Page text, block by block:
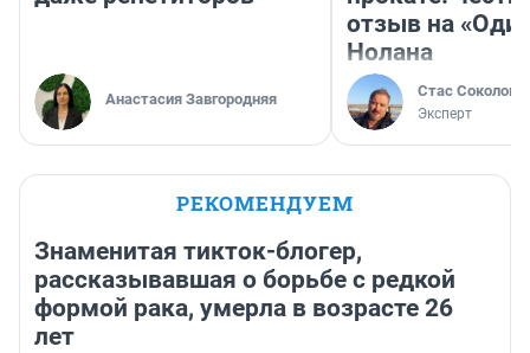
Анастасия Завгородняя
отзыв на
Нолана
Стас Соколов
Эксперт
РЕКОМЕНДУЕМ
Знаменитая тикток-блогер,
рассказывавшая о борьбе с редкой
формой рака, умерла в возрасте 26
лет